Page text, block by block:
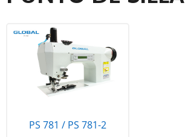
PS 781 / PS 781-2